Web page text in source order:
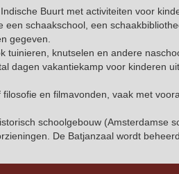
Buurt met activiteiten voor
schaakschool, een
gegeven.
tuinieren, knutselen en andere
dagen vakantiekamp voor kinderen
en filmavonden, vaak met
schoolgebouw (Amsterdamse
De Batjanzaal wordt